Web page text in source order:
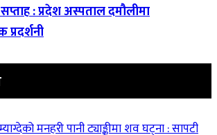
: प्रदेश अस्पताल दमौलीमा